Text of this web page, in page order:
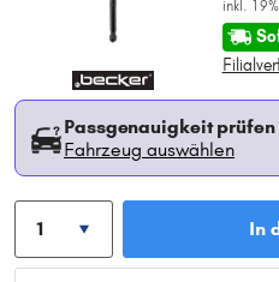
inkl.
Passgenauigkeit prüfen
Fahrzeug auswählen
In